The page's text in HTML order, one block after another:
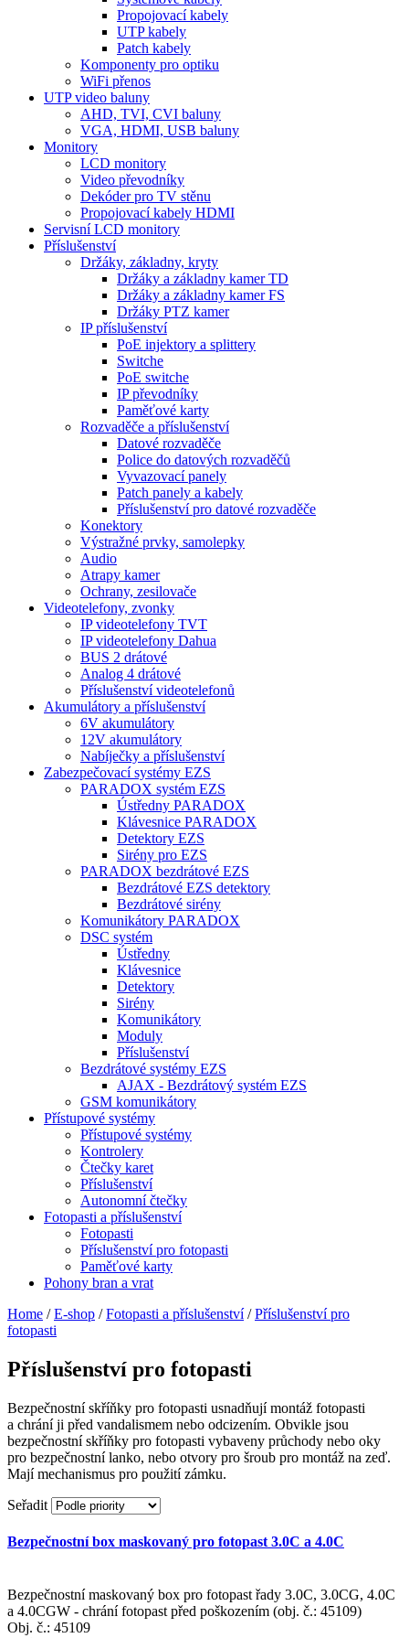
Propojovací kabely
UTP kabely
Patch kabely
Komponenty pro optiku
WiFi přenos
UTP video baluny
AHD, TVI, CVI baluny
VGA, HDMI, USB baluny
Monitory
LCD monitory
Video převodníky
Dekóder pro TV stěnu
Propojovací kabely HDMI
Servisní LCD monitory
Příslušenství
Držáky, základny, kryty
Držáky a základny kamer TD
Držáky a základny kamer FS
Držáky PTZ kamer
IP příslušenství
PoE injektory a splittery
Switche
PoE switche
IP převodníky
Paměťové karty
Rozvaděče a příslušenství
Datové rozvaděče
Police do datových rozvaděčů
Vyvazovací panely
Patch panely a kabely
Příslušenství pro datové rozvaděče
Konektory
Výstražné prvky, samolepky
Audio
Atrapy kamer
Ochrany, zesilovače
Videotelefony, zvonky
IP videotelefony TVT
IP videotelefony Dahua
BUS 2 drátové
Analog 4 drátové
Příslušenství videotelefonů
Akumulátory a příslušenství
6V akumulátory
12V akumulátory
Nabíječky a příslušenství
Zabezpečovací systémy EZS
PARADOX systém EZS
Ústředny PARADOX
Klávesnice PARADOX
Detektory EZS
Sirény pro EZS
PARADOX bezdrátové EZS
Bezdrátové EZS detektory
Bezdrátové sirény
Komunikátory PARADOX
DSC systém
Ústředny
Klávesnice
Detektory
Sirény
Komunikátory
Moduly
Příslušenství
Bezdrátové systémy EZS
AJAX - Bezdrátový systém EZS
GSM komunikátory
Přístupové systémy
Přístupové systémy
Kontrolery
Čtečky karet
Příslušenství
Autonomní čtečky
Fotopasti a příslušenství
Fotopasti
Příslušenství pro fotopasti
Paměťové karty
Pohony bran a vrat
Home / E-shop / Fotopasti a příslušenství / Příslušenství pro
fotopasti
Příslušenství pro fotopasti
Bezpečnostní skříňky pro fotopasti usnadňují montáž fotopasti
a chrání ji před vandalismem nebo odcizením. Obvikle jsou
bezpečnostní skříňky pro fotopasti vybaveny průchody nebo oky
pro bezpečnostní lanko, nebo otvory pro šroub pro montáž na zeď.
Mají mechanismus pro použití zámku.
Seřadit
Bezpečnostní box maskovaný pro fotopast 3.0C a 4.0C
Bezpečnostní maskovaný box pro fotopast řady 3.0C, 3.0CG, 4.0C
a 4.0CGW - chrání fotopast před poškozením (obj. č.: 45109)
Obj. č.: 45109